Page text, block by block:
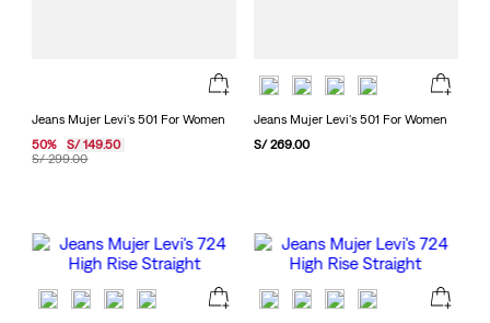
Jeans Mujer Levi's 501 For Women
S/ 299.00
50% S/ 149.50
Jeans Mujer Levi's 501 For Women
S/ 269.00